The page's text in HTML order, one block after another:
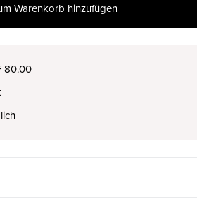
Warenkorb hinzufügen
80.00